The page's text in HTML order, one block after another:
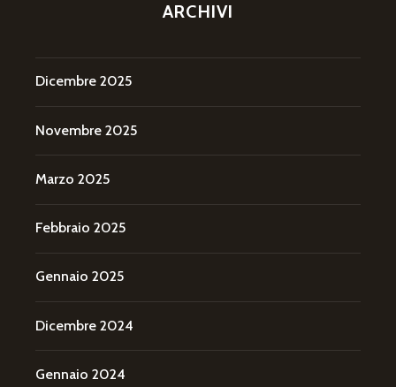
ARCHIVI
Dicembre 2025
Novembre 2025
Marzo 2025
Febbraio 2025
Gennaio 2025
Dicembre 2024
Gennaio 2024